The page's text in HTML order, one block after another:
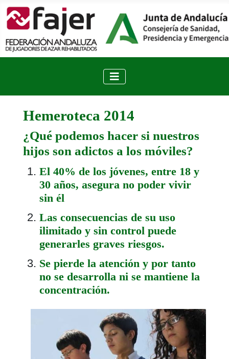
Hemeroteca 2014
¿Qué podemos hacer si nuestros
hijos son adictos a los móviles?
El 40% de los jóvenes, entre 18 y
30 años, asegura no poder vivir
sin él
Las consecuencias de su uso
ilimitado y sin control puede
generarles graves riesgos.
Se pierde la atención y por tanto
no se desarrolla ni se mantiene la
concentración.